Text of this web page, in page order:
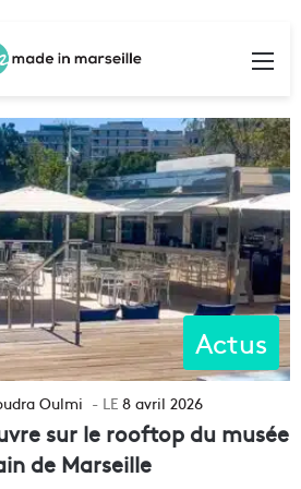
Actus
Oulmi 8 avril 2026
sur le rooftop du musée
de Marseille